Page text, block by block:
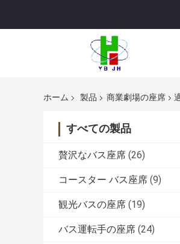
ホーム 製品 商業劇場の座席
すべての製品
贅沢なバス座席 (26)
コースター バス座席 (9)
観光バスの座席 (19)
バス運転手の座席 (24)